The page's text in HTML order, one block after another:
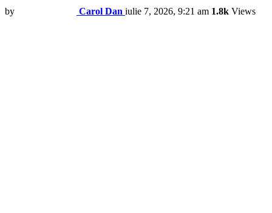
by Carol Dan iulie 7, 2026, 9:21 am 1.8k Views